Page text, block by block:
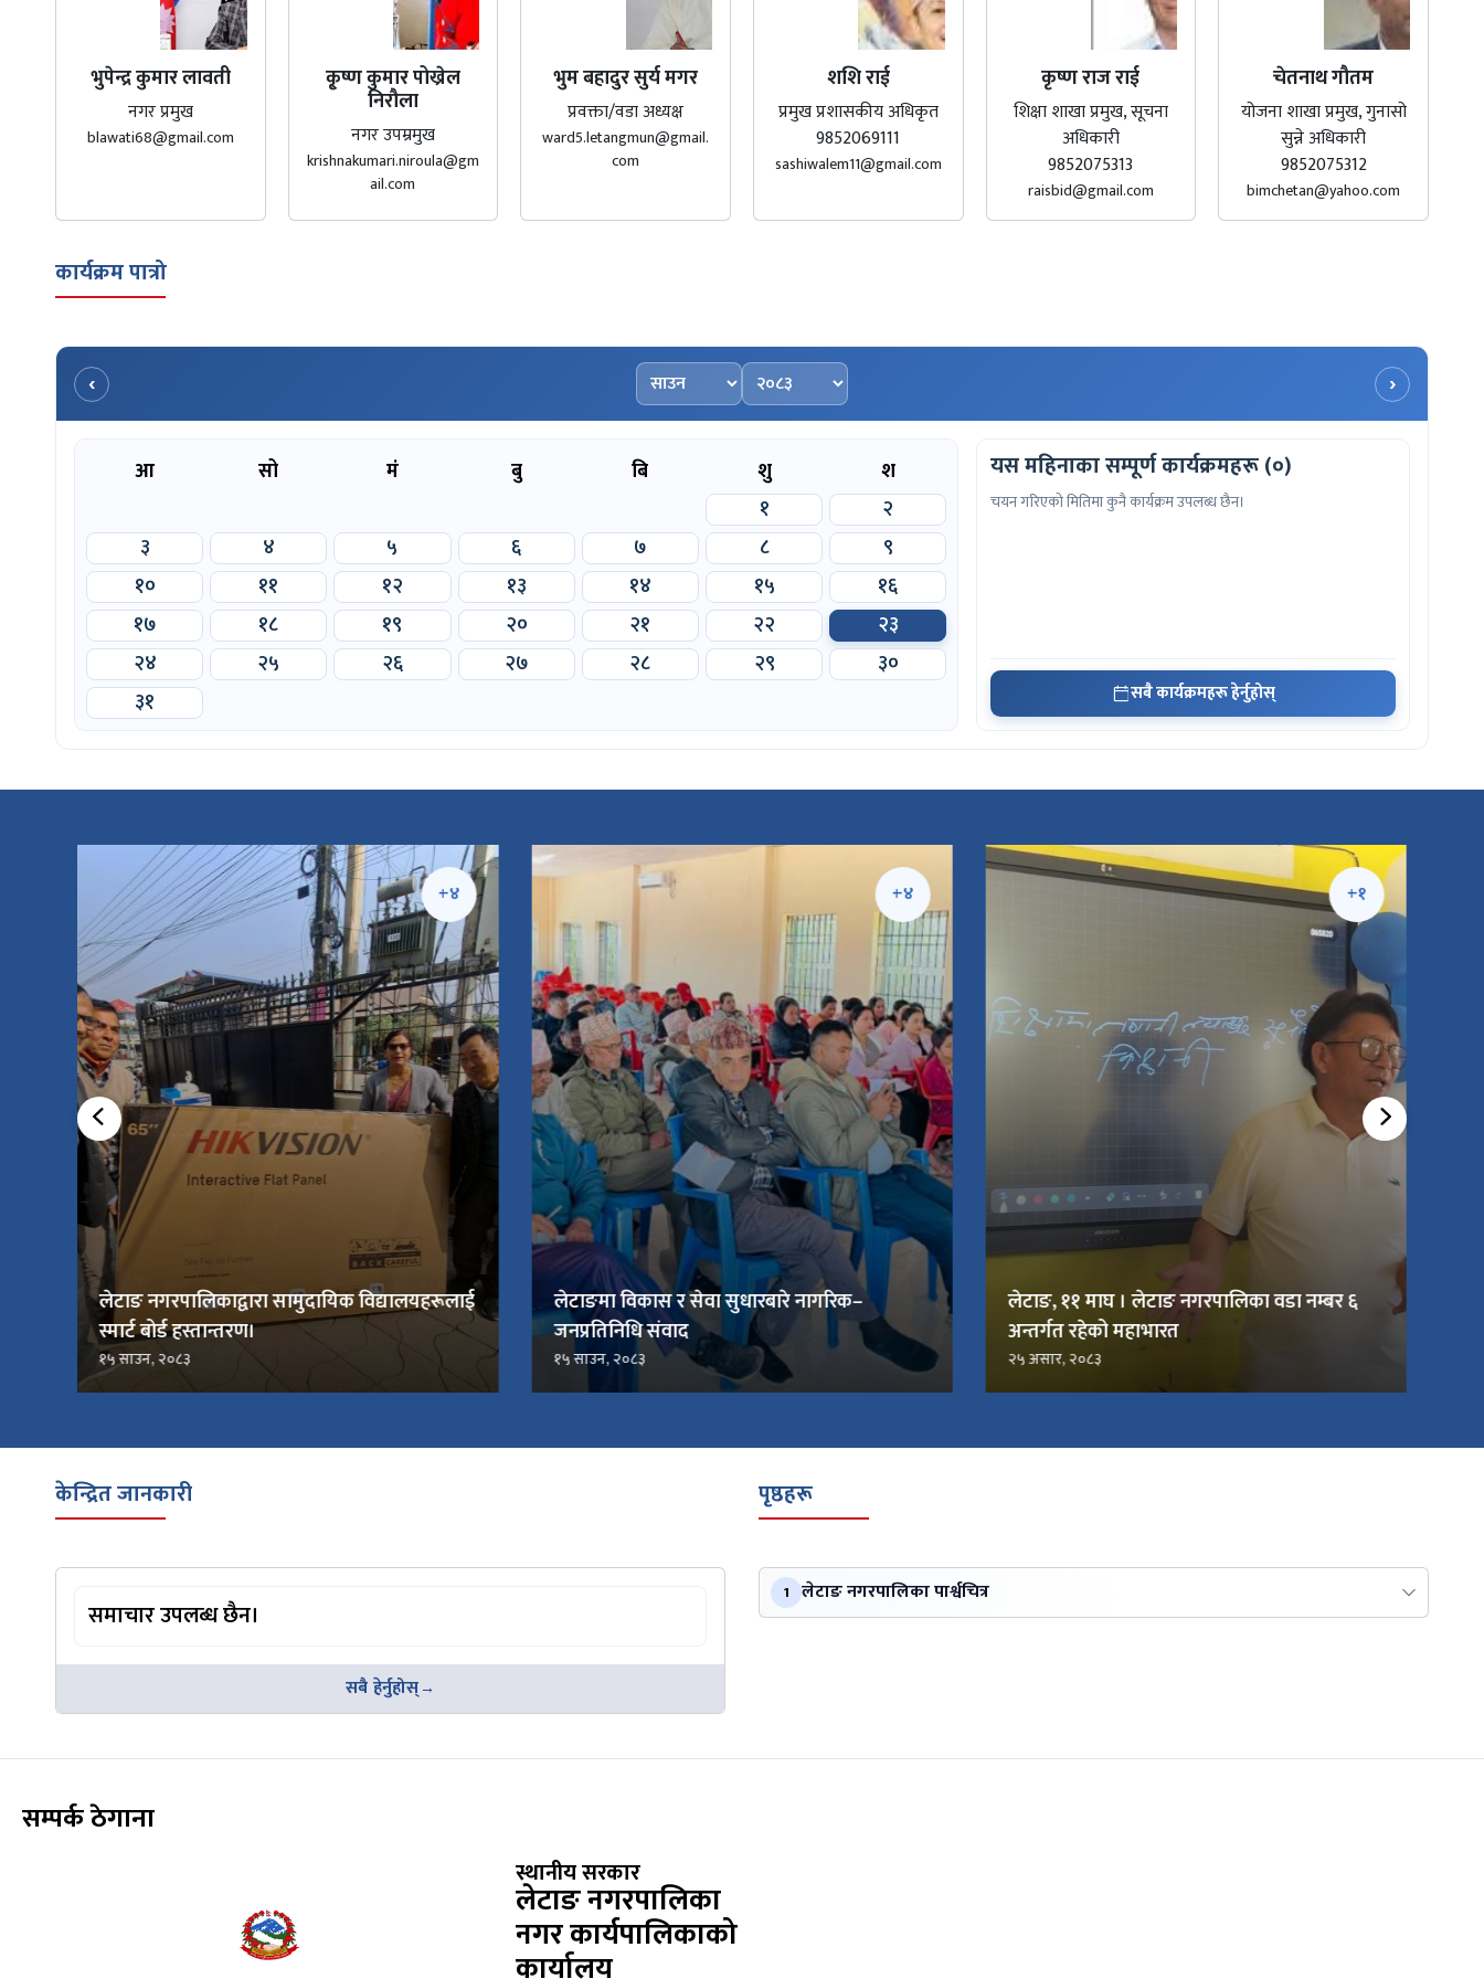
भुपेन्द्र कुमार लावती
नगर प्रमुख
blawati68@gmail.com
कृ्ष्ण कुमार पोख्रेल
निरौला
नगर उपम्रमुख
krishnakumari.niroula@gm
ail.com
भुम बहादुर सुर्य मगर
प्रवक्ता/वडा अध्यक्ष
ward5.letangmun@gmail.
com
शशि राई
प्रमुख प्रशासकीय अधिकृत
9852069111
sashiwalem11@gmail.com
कृष्ण राज राई
शिक्षा शाखा प्रमुख, सूचना
अधिकारी
9852075313
raisbid@gmail.com
चेतनाथ गौतम
योजना शाखा प्रमुख, गुनासो
सुन्ने अधिकारी
9852075312
bimchetan@yahoo.com
कार्यक्रम पात्रो
‹ महिना चयन गर्नुहोस्
वर्ष चयन गर्नुहोस् ›
आ सो मं बु बि शु
श
१
२
३
४ ५ ६ ७ ८
९
१०
११ १२ १३ १४ १५
१६
१७
१८ १९ २० २१ २२
२३
२४
२५ २६ २७ २८ २९
३०
३१
यस महिनाका सम्पूर्ण कार्यक्रमहरू (०)
चयन गरिएको मितिमा कुनै कार्यक्रम उपलब्ध छैन।
सबै कार्यक्रमहरू हेर्नुहोस्
+४
लेटाङ नगरपालिकाद्वारा सामुदायिक विद्यालयहरूलाई
स्मार्ट बोर्ड हस्तान्तरण।
१५ साउन, २०८३
+४
लेटाङमा विकास र सेवा सुधारबारे नागरिक–
जनप्रतिनिधि संवाद
१५ साउन, २०८३
+१
लेटाङ, ११ माघ । लेटाङ नगरपालिका वडा नम्बर ६
अन्तर्गत रहेको महाभारत
२५ असार, २०८३
केन्द्रित जानकारी
समाचार उपलब्ध छैन।
सबै हेर्नुहोस्
पृष्ठहरू
1 लेटाङ नगरपालिका पार्श्वचित्र
सम्पर्क ठेगाना
स्थानीय सरकार
लेटाङ नगरपालिका
नगर कार्यपालिकाको